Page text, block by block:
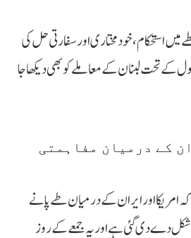
میں استحکام، خودمختاری اور سفارتی حل کی
کے تحت لبنان کے معاملے کو بھی دیکھا جا
کے درمیان مفاہمتی
امریکا اور ایران کے درمیان طے پانے
شکل دے دی گئی ہے اور یہ جمعے کے روز